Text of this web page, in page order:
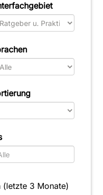
(letzte 3 Monate)